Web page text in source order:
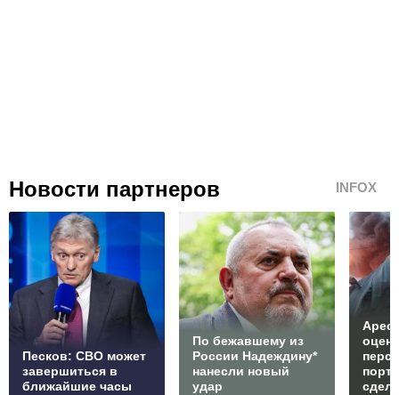
Новости партнеров INFOX
Песков: СВО может
завершиться в
ближайшие часы
По бежавшему из
России Надеждину*
нанесли новый
удар